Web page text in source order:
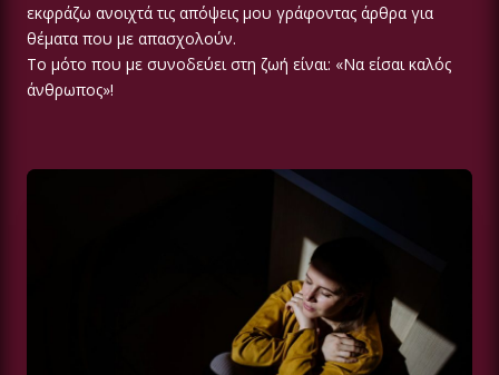
εκφράζω ανοιχτά τις απόψεις μου γράφοντας άρθρα για
θέματα που με απασχολούν.
Το μότο που με συνοδεύει στη ζωή είναι: «Να είσαι καλός
άνθρωπος»!